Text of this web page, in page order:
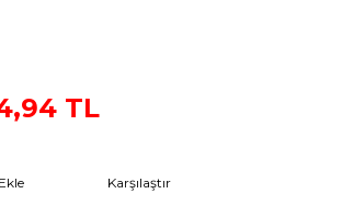
TL
Karşılaştır